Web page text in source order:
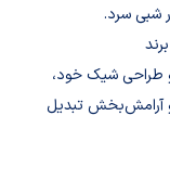
شبی سرد.
طراحی شیک خود،
آرامش‌بخش تبدیل